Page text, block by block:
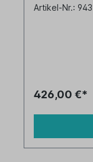
Artikel-Nr.:
426,00 €*